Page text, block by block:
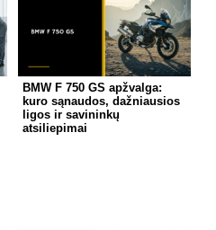
BMW F 750 GS apžvalga:
kuro sąnaudos, dažniausios
ligos ir savininkų
atsiliepimai